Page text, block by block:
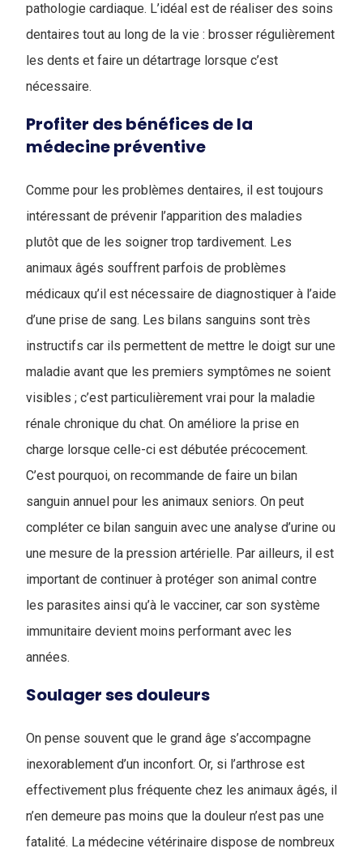
pathologie cardiaque. L’idéal est de réaliser des soins
dentaires tout au long de la vie : brosser régulièrement
les dents et faire un détartrage lorsque c’est
nécessaire.
Profiter des bénéfices de la
médecine préventive
Comme pour les problèmes dentaires, il est toujours
intéressant de prévenir l’apparition des maladies
plutôt que de les soigner trop tardivement. Les
animaux âgés souffrent parfois de problèmes
médicaux qu’il est nécessaire de diagnostiquer à l’aide
d’une prise de sang. Les bilans sanguins sont très
instructifs car ils permettent de mettre le doigt sur une
maladie avant que les premiers symptômes ne soient
visibles ; c’est particulièrement vrai pour la maladie
rénale chronique du chat. On améliore la prise en
charge lorsque celle-ci est débutée précocement.
C’est pourquoi, on recommande de faire un bilan
sanguin annuel pour les animaux seniors. On peut
compléter ce bilan sanguin avec une analyse d’urine ou
une mesure de la pression artérielle. Par ailleurs, il est
important de continuer à protéger son animal contre
les parasites ainsi qu’à le vacciner, car son système
immunitaire devient moins performant avec les
années.
Soulager ses douleurs
On pense souvent que le grand âge s’accompagne
inexorablement d’un inconfort. Or, si l’arthrose est
effectivement plus fréquente chez les animaux âgés, il
n’en demeure pas moins que la douleur n’est pas une
fatalité. La médecine vétérinaire dispose de nombreux